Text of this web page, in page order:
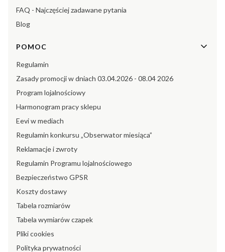
FAQ - Najczęściej zadawane pytania
Blog
POMOC
Regulamin
Zasady promocji w dniach 03.04.2026 - 08.04 2026
Program lojalnościowy
Harmonogram pracy sklepu
Eevi w mediach
Regulamin konkursu „Obserwator miesiąca”
Reklamacje i zwroty
Regulamin Programu lojalnościowego
Bezpieczeństwo GPSR
Koszty dostawy
Tabela rozmiarów
Tabela wymiarów czapek
Pliki cookies
Polityka prywatności